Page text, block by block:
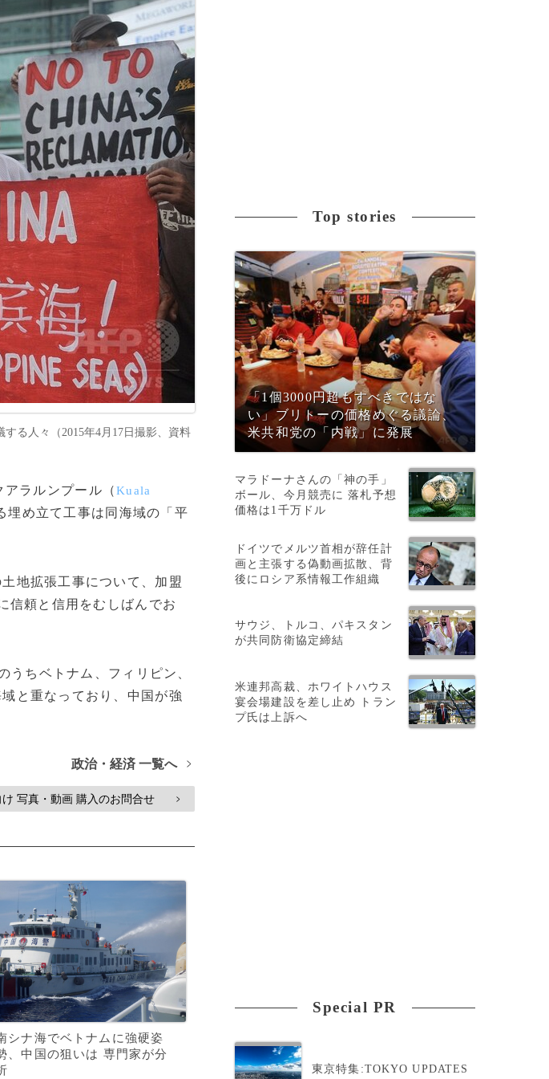
る人々（2015年4月17日撮影、資料
アラルンプール（Kuala
埋め立て工事は同海域の「平
地拡張工事について、加盟
信頼と信用をむしばんでお
ちベトナム、フィリピン、
と重なっており、中国が強
政治・経済 一覧へ >
写真・動画 購入のお問合せ >
シナ海でベトナムに強硬姿
、中国の狙いは 専門家が分
Top stories
「1個3000円超もすべきではな
い」ブリトーの価格めぐる議論、
米共和党の「内戦」に発展
マラドーナさんの「神の手」
ボール、今月競売に 落札予想
価格は1千万ドル
ドイツでメルツ首相が辞任計
画と主張する偽動画拡散、背
後にロシア系情報工作組織
サウジ、トルコ、パキスタン
が共同防衛協定締結
米連邦高裁、ホワイトハウス
宴会場建設を差し止め トラン
プ氏は上訴へ
Special PR
東京特集:TOKYO UPDATES